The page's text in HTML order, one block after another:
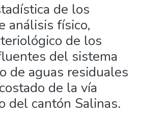
de los
análisis físico,
de los
del sistema
de aguas residuales
de la vía
del cantón Salinas.